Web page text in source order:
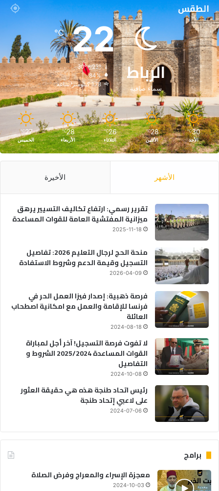
الطقس
الرباط
سماء صافية
22
℃
30º - 22º
84%
1.78 كيلومتر/ساعة
30
℃
الأحد
28
℃
الأثنين
26
℃
الثلاثاء
28
℃
الأربعاء
27
℃
الخميس
الأشهر الأخيرة
تقرير رسمي: ارتفاع تكاليف التسيير يرهق
ميزانية المفتشية العامة للقوات المساعدة
2025-11-18
منحة الحج لرجال التعليم 2026: تفاصيل
التسجيل وقيمة الدعم وشروط الاستفادة
2026-04-09
فرصة ذهبية: إصدار فيزا العمل الحر في
فرنسا للإقامة والعمل مع امكانية اصطحاب
العائلة
2024-08-18
لا تفوت فرصة التسجيل! آخر أجل لمباراة
القوات المساعدة 2025/2024 الشروط و
التفاصيل
2024-10-08
رئيس اتحاد طنجة هذه هي حقيقة العثور
على لاعبي إتحاد طنجة
2024-07-06
برامج
معجزة الإسراء والمعراج وفرض الصلاة
2024-10-03